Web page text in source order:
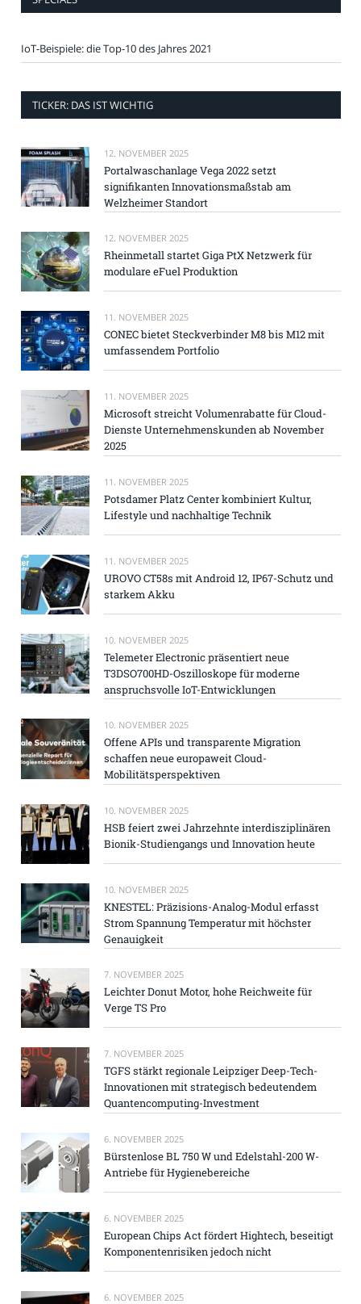
IoT-Beispiele: die Top-10 des Jahres 2021
TICKER: DAS IST WICHTIG
12. NOVEMBER 2025
Portalwaschanlage Vega 2022 setzt
signifikanten Innovationsmaßstab am
Welzheimer Standort
12. NOVEMBER 2025
Rheinmetall startet Giga PtX Netzwerk für
modulare eFuel Produktion
11. NOVEMBER 2025
CONEC bietet Steckverbinder M8 bis M12 mit
umfassendem Portfolio
11. NOVEMBER 2025
Microsoft streicht Volumenrabatte für Cloud-
Dienste Unternehmenskunden ab November
2025
11. NOVEMBER 2025
Potsdamer Platz Center kombiniert Kultur,
Lifestyle und nachhaltige Technik
11. NOVEMBER 2025
UROVO CT58s mit Android 12, IP67-Schutz und
starkem Akku
10. NOVEMBER 2025
Telemeter Electronic präsentiert neue
T3DSO700HD-Oszilloskope für moderne
anspruchsvolle IoT-Entwicklungen
10. NOVEMBER 2025
Offene APIs und transparente Migration
schaffen neue europaweit Cloud-
Mobilitätsperspektiven
10. NOVEMBER 2025
HSB feiert zwei Jahrzehnte interdisziplinären
Bionik-Studiengangs und Innovation heute
10. NOVEMBER 2025
KNESTEL: Präzisions-Analog-Modul erfasst
Strom Spannung Temperatur mit höchster
Genauigkeit
7. NOVEMBER 2025
Leichter Donut Motor, hohe Reichweite für
Verge TS Pro
7. NOVEMBER 2025
TGFS stärkt regionale Leipziger Deep-Tech-
Innovationen mit strategisch bedeutendem
Quantencomputing-Investment
6. NOVEMBER 2025
Bürstenlose BL 750 W und Edelstahl-200 W-
Antriebe für Hygienebereiche
6. NOVEMBER 2025
European Chips Act fördert Hightech, beseitigt
Komponentenrisiken jedoch nicht
6. NOVEMBER 2025